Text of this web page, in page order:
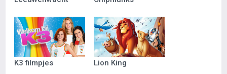
K3 filmpjes Lion King